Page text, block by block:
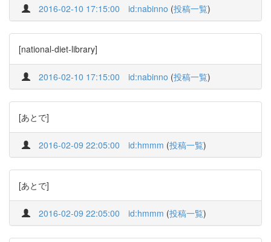
2016-02-10 17:15:00 id:nabinno (投稿一覧)
[national-diet-library]
2016-02-10 17:15:00 id:nabinno (投稿一覧)
[あとで]
2016-02-09 22:05:00 id:hmmm (投稿一覧)
[あとで]
2016-02-09 22:05:00 id:hmmm (投稿一覧)